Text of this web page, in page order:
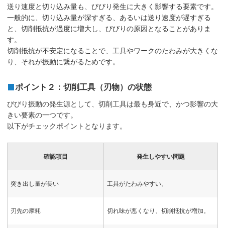
送り速度と切り込み量も、びびり発生に大きく影響する要素です。
一般的に、切り込み量が深すぎる、あるいは送り速度が遅すぎる
と、切削抵抗が過度に増大し、びびりの原因となることがありま
す。
切削抵抗が不安定になることで、工具やワークのたわみが大きくな
り、それが振動に繋がるためです。
ポイント２：切削工具（刃物）の状態
びびり振動の発生源として、切削工具は最も身近で、かつ影響の大
きい要素の一つです。
以下がチェックポイントとなります。
確認項目 発生しやすい問題
突き出し量が長い 工具がたわみやすい。
刃先の摩耗 切れ味が悪くなり、切削抵抗が増加。